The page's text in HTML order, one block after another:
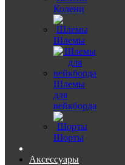
Колени
Шлемы
Шлемы
для
вейкборда
Шорты
Аксессуары